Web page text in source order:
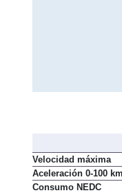
Velocidad máxima
Aceleración 0-100
Consumo NEDC